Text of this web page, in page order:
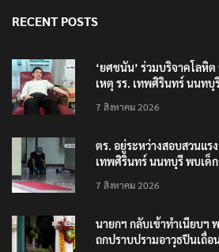
RECENT POSTS
‘ยศชนัน’ ร่วมบริจาคโลหิ
เหตุ รร. เทพศิรินทร์ นนทบุ
7 สิงหาคม 2026
ตร. อยู่ระหว่างสอบสวนแร
เทพศิรินทร์ นนทบุรี พบเด็ก
7 สิงหาคม 2026
นายกฯ กลับเข้าทำเนียบฯ
ถกปราบปรามอาวุธปืนเถื่อ